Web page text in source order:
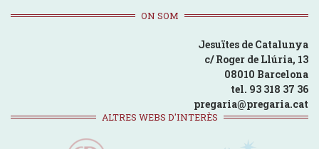
ON SOM
Jesuïtes de Catalunya
c/ Roger de Llúria, 13
08010 Barcelona
tel. 93 318 37 36
pregaria@pregaria.cat
ALTRES WEBS D'INTERÈS